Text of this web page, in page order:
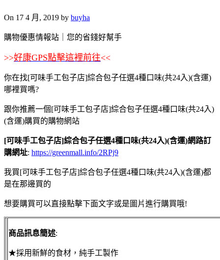
On 17 4 月, 2019 by buyha
購物優惠情報站｜您的省錢好幫手
>>好康GPS點擊這裡前往<<
你在找[可味手工包子店]綜合包子任選4種口味(共24入)(含運)
哪裡買嗎?
跟你推薦一個[可味手工包子店]綜合包子任選4種口味(共24入)
(含運)購買的購物網站
[可味手工包子店]綜合包子任選4種口味(共24入)(含運)網路訂
購網址: https://greenmall.info/2RPj9
我買[可味手工包子店]綜合包子任選4種口味(共24入)(含運)都
是在那邊買的
想要購買可以直接點擊下面文字或是圖片進行購買哦!
商品訊息簡述:
★採用新鮮的食材，純手工製作